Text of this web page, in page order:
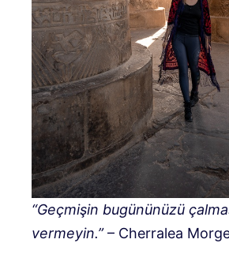
“Geçmişin bugününüzü
vermeyin.”– Cherralea